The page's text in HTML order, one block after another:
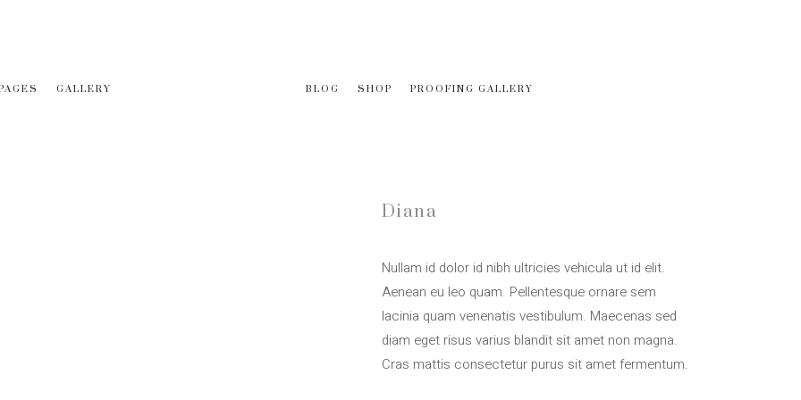
GALLERY BLOG SHOP PROOFING GALLERY
Diana
Nullam id dolor id nibh ultricies vehicula ut id elit.
Aenean eu leo quam. Pellentesque ornare sem
lacinia quam venenatis vestibulum. Maecenas sed
diam eget risus varius blandit sit amet non magna.
Cras mattis consectetur purus sit amet fermentum.